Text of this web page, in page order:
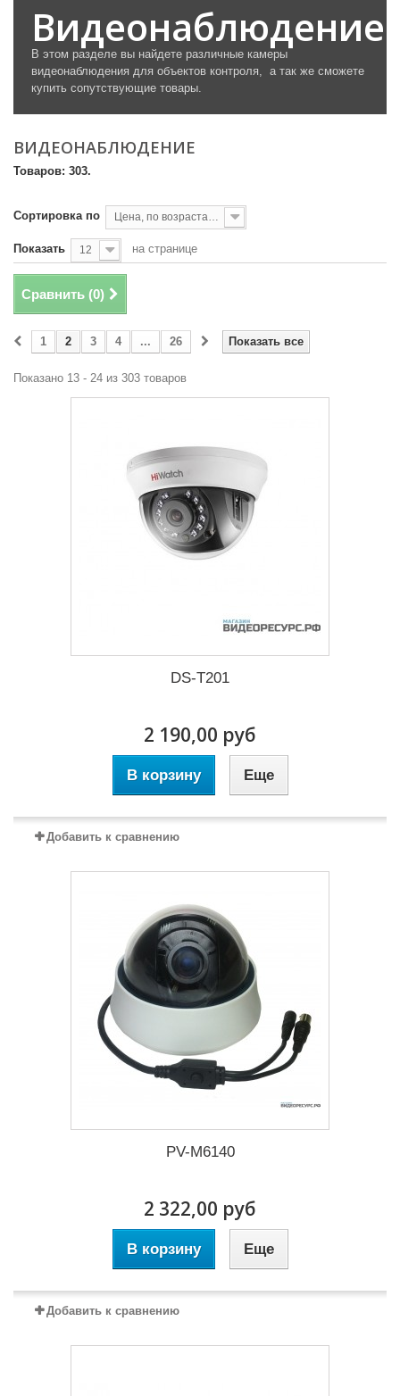
Видеонаблюдение
В этом разделе вы найдете различные камеры
видеонаблюдения для объектов контроля, а так же сможете
купить сопутствующие товары.
ВИДЕОНАБЛЮДЕНИЕ
Товаров: 303.
Сортировка по Цена, по возрастанию
Показать 12 на странице
Сравнить (0)
Показать все
1 2 3 4 ... 26
Показано 13 - 24 из 303 товаров
DS-T201
2 190,00 руб
В корзину Еще
Добавить к сравнению
PV-M6140
2 322,00 руб
В корзину Еще
Добавить к сравнению